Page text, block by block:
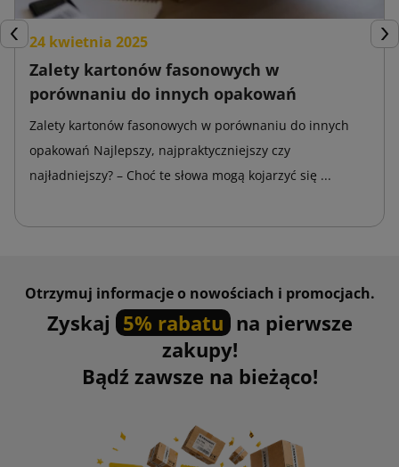
Poprzedni
24 kwietnia 2025
Zalety kartonów fasonowych w
porównaniu do innych opakowań
Zalety kartonów fasonowych w porównaniu do innych
opakowań Najlepszy, najpraktyczniejszy czy
najładniejszy? – Choć te słowa mogą kojarzyć się ...
Otrzymuj informacje o nowościach i promocjach.
Zyskaj 5% rabatu na pierwsze
zakupy!
Bądź zawsze na bieżąco!